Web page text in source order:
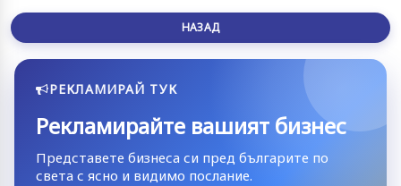
НАЗАД
РЕКЛАМИРАЙ ТУК
Рекламирайте вашият бизнес
Представете бизнеса си пред българите по
света с ясно и видимо послание.